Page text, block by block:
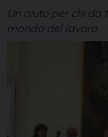
Un aiuto per chi
mondo del lavoro